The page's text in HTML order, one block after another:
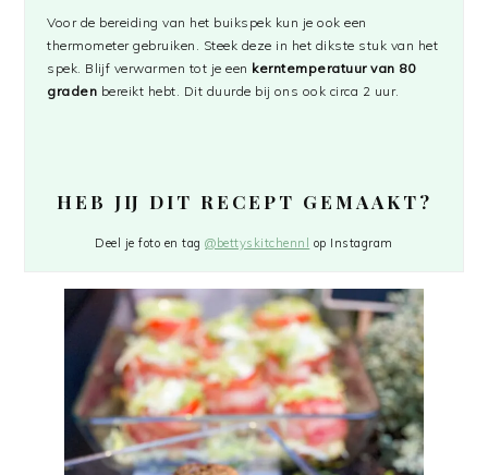
Voor de bereiding van het buikspek kun je ook een
thermometer gebruiken. Steek deze in het dikste stuk van het
spek. Blijf verwarmen tot je een kerntemperatuur van 80
graden bereikt hebt. Dit duurde bij ons ook circa 2 uur.
HEB JIJ DIT RECEPT GEMAAKT?
Deel je foto en tag@bettyskitchennl op Instagram